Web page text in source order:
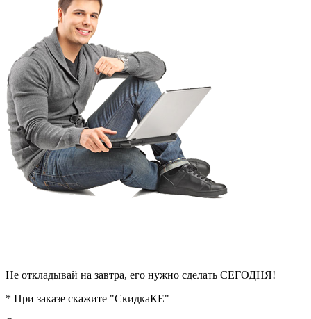
Не откладывай на завтра, его нужно сделать СЕГОДНЯ!
* При заказе скажите "СкидкаКЕ"